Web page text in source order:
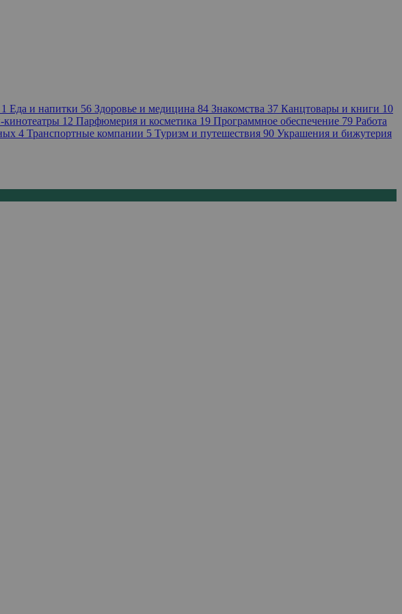
1 Еда и напитки 56 Здоровье и медицина 84 Знакомства 37 Канцтовары и книги 10
12 Парфюмерия и косметика 19 Программное обеспечение 79 Работа
4 Транспортные компании 5 Туризм и путешествия 90 Украшения и бижутерия